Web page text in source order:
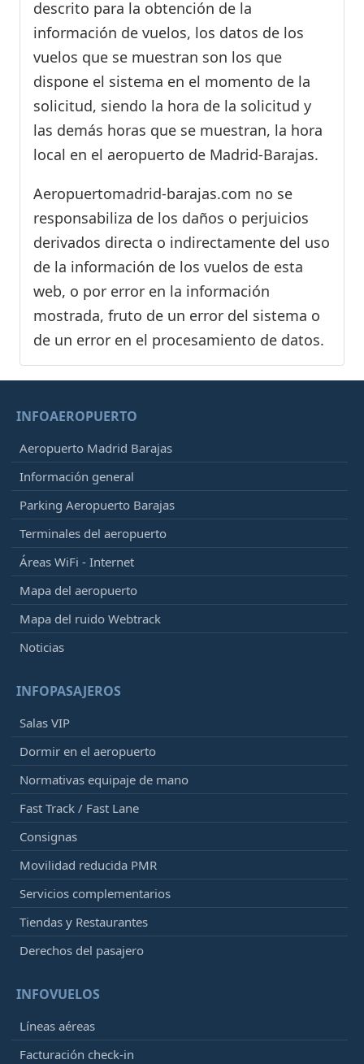
descrito para la obtención de la
información de vuelos, los datos de los
vuelos que se muestran son los que
dispone el sistema en el momento de la
solicitud, siendo la hora de la solicitud y
las demás horas que se muestran, la hora
local en el aeropuerto de Madrid-Barajas.
Aeropuertomadrid-barajas.com no se
responsabiliza de los daños o perjuicios
derivados directa o indirectamente del uso
de la información de los vuelos de esta
web, o por error en la información
mostrada, fruto de un error del sistema o
de un error en el procesamiento de datos.
INFOAEROPUERTO
Aeropuerto Madrid Barajas
Información general
Parking Aeropuerto Barajas
Terminales del aeropuerto
Áreas WiFi - Internet
Mapa del aeropuerto
Mapa del ruido Webtrack
Noticias
INFOPASAJEROS
Salas VIP
Dormir en el aeropuerto
Normativas equipaje de mano
Fast Track / Fast Lane
Consignas
Movilidad reducida PMR
Servicios complementarios
Tiendas y Restaurantes
Derechos del pasajero
INFOVUELOS
Líneas aéreas
Facturación check-in